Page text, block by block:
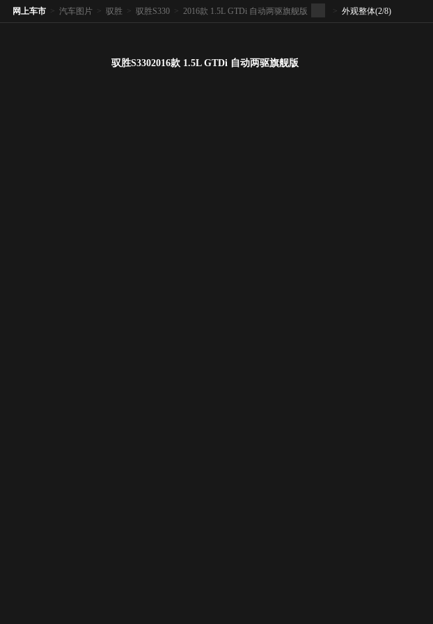
网上车市 > 汽车图片 > 驭胜 > 驭胜S330 > 2016款 1.5L GTDi 自动两驱旗舰版 > 外观整体(2/8)
驭胜S3302016款 1.5L GTDi 自动两驱旗舰版